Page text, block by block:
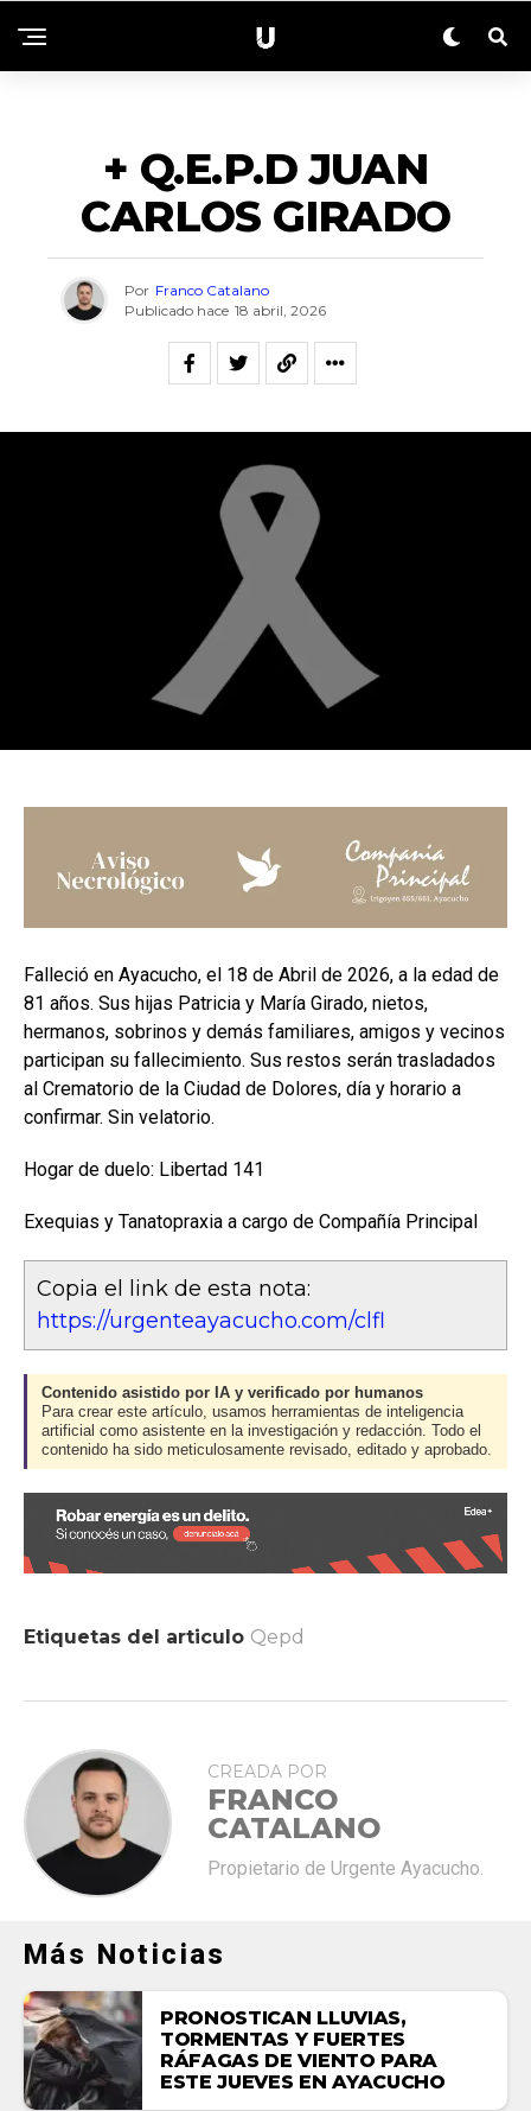
+ Q.E.P.D JUAN
CARLOS GIRADO
Por Franco Catalano
Publicado hace 18 abril, 2026
Falleció en Ayacucho, el 18 de Abril de 2026, a la edad de
81 años. Sus hijas Patricia y María Girado, nietos,
hermanos, sobrinos y demás familiares, amigos y vecinos
participan su fallecimiento. Sus restos serán trasladados
al Crematorio de la Ciudad de Dolores, día y horario a
confirmar. Sin velatorio.
Hogar de duelo: Libertad 141
Exequias y Tanatopraxia a cargo de Compañía Principal
Copia el link de esta nota:
https://urgenteayacucho.com/clfl
Contenido asistido por IA y verificado por humanos
Para crear este artículo, usamos herramientas de inteligencia
artificial como asistente en la investigación y redacción. Todo el
contenido ha sido meticulosamente revisado, editado y aprobado.
Etiquetas del articulo Qepd
CREADA POR
FRANCO
CATALANO
Propietario de Urgente Ayacucho.
Más Noticias
PRONOSTICAN LLUVIAS,
TORMENTAS Y FUERTES
RÁFAGAS DE VIENTO PARA
ESTE JUEVES EN AYACUCHO